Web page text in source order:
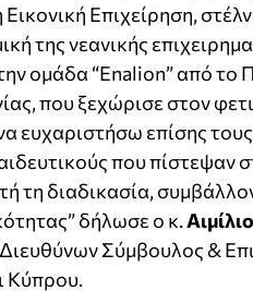
Επιχείρηση,
της νεανικής
ομάδα “Enalion” από το
που ξεχώρισε στον
ευχαριστήσω επίσης
που πίστεψαν
τη διαδικασία,
δήλωσε ο κ.
Σύμβουλος &
Κύπρου.